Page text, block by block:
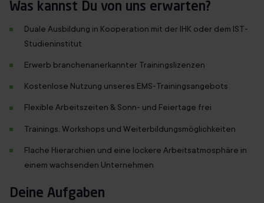
Was kannst Du von uns erwarten?
Duale Ausbildung in Kooperation mit der IHK oder dem IST-
Studieninstitut
Erwerb branchenanerkannter Trainingslizenzen
Kostenlose Nutzung unseres EMS-Trainingsangebots
Flexible Arbeitszeiten & Sonn- und Feiertage frei
Trainings, Workshops und Weiterbildungsmöglichkeiten
Flache Hierarchien und eine lockere Arbeitsatmosphäre in
einem wachsenden Unternehmen
Deine Aufgaben